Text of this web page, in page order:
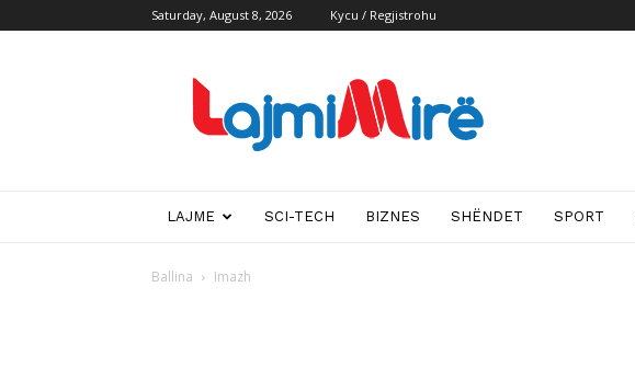
Saturday, August 8, 2026 Kycu / Regjistrohu
mire
LAJME SCI-TECH BIZNES SHËNDET SPORT
Ballina Imazh